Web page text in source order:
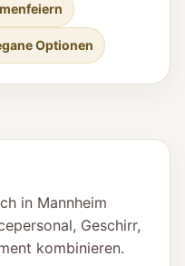
Optionen
in Mannheim
Geschirr,
kombinieren.